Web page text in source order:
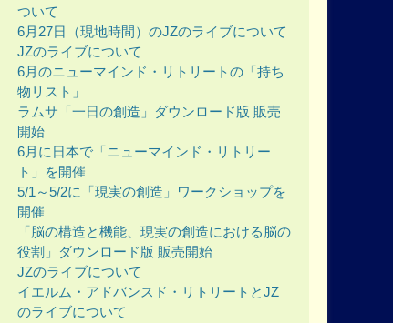
ついて
6月27日（現地時間）のJZのライブについて
JZのライブについて
6月のニューマインド・リトリートの「持ち
物リスト」
ラムサ「一日の創造」ダウンロード版 販売
開始
6月に日本で「ニューマインド・リトリー
ト」を開催
5/1～5/2に「現実の創造」ワークショップを
開催
「脳の構造と機能、現実の創造における脳の
役割」ダウンロード版 販売開始
JZのライブについて
イエルム・アドバンスド・リトリートとJZ
のライブについて